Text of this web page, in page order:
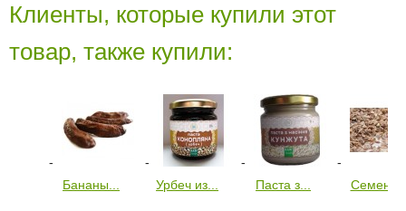
Клиенты, которые купили этот
товар, также купили:
Бананы... Урбеч из... Паста з...